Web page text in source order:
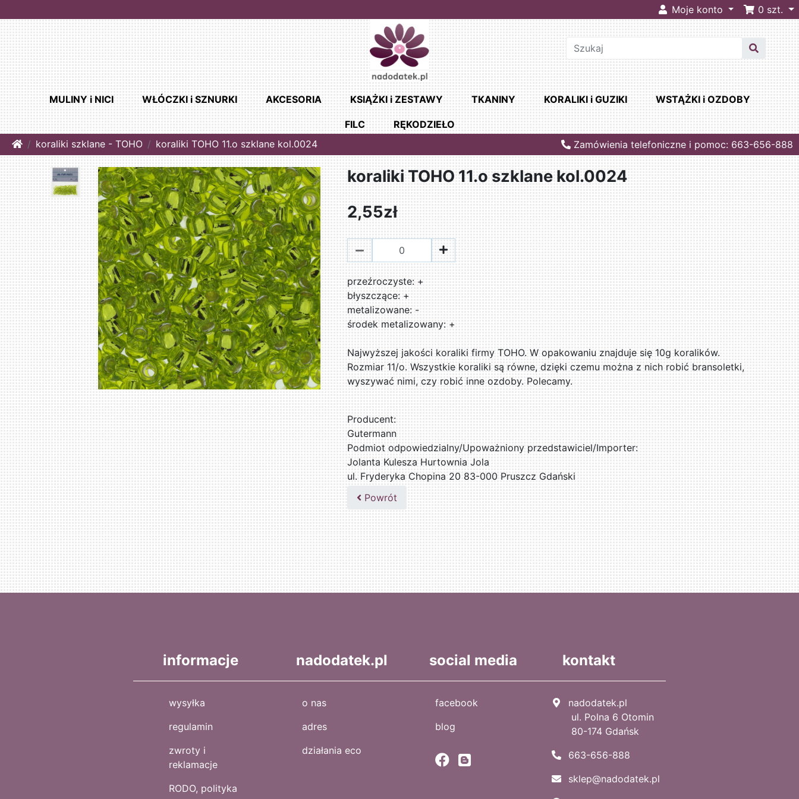
Moje konto 0 szt.
MULINY i NICI WŁÓCZKI i SZNURKI AKCESORIA KSIĄŻKI i ZESTAWY TKANINY KORALIKI i GUZIKI WSTĄŻKI i OZDOBY
FILC
RĘKODZIEŁO
Homekoraliki szklane - TOHO koraliki TOHO 11.o szklane kol.0024 Zamówienia telefoniczne i pomoc: 663-656-888
koraliki TOHO 11.o szklane kol.0024
2,55zł
przeźroczyste: +
błyszczące: +
metalizowane: -
środek metalizowany: +
Najwyższej jakości koraliki firmy TOHO. W opakowaniu znajduje się 10g koralików.
Rozmiar 11/o. Wszystkie koraliki są równe, dzięki czemu można z nich robić bransoletki,
wyszywać nimi, czy robić inne ozdoby. Polecamy.
Producent:
Gutermann
Podmiot odpowiedzialny/Upoważniony przedstawiciel/Importer:
Jolanta Kulesza Hurtownia Jola
ul. Fryderyka Chopina 20 83-000 Pruszcz Gdański
502047435
Powrót
informacje
wysyłka
regulamin
zwroty i
reklamacje
RODO, polityka
nadodatek.pl
o nas
adres
działania eco
social media
facebook
blog
kontakt
nadodatek.pl
ul. Polna 6 Otomin
80-174 Gdańsk
663-656-888
sklep@nadodatek.pl